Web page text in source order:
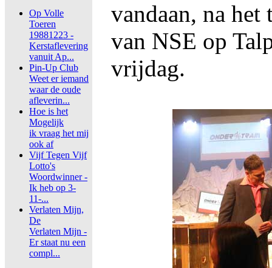
Op Volle
Toeren
19881223 -
Kerstaflevering
vanuit Ap...
Pin-Up Club
Weet er iemand
waar de oude
afleverin...
Hoe is het
Mogelijk
ik vraag het mij
ook af
Vijf Tegen Vijf
Lotto's
Woordwinner -
Ik heb op 3-
11-...
Verlaten Mijn,
De
Verlaten Mijn -
Er staat nu een
compl...
vandaan, na het
van NSE op
vrijdag.